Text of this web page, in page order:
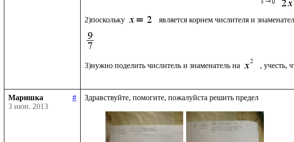
2)поскольку является корнем числителя и
3)нужно поделить числитель и знаменатель на , учесть,
Маришка
#
3 июн. 2013